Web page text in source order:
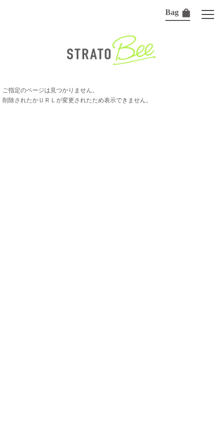
Bag
ご指定のページは見つかりません。
削除されたかＵＲＬが変更されたため表示できません。